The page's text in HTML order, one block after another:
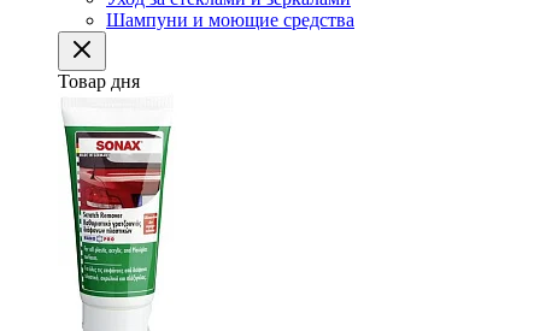
Шампуни и моющие средства
Товар дня